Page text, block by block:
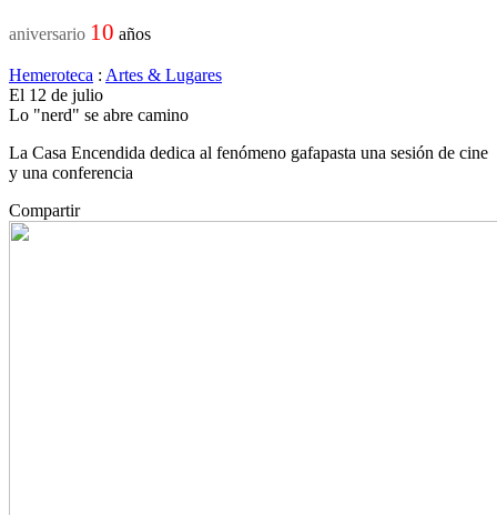
aniversario 10 años
Hemeroteca : Artes & Lugares
El 12 de julio
Lo "nerd" se abre camino
La Casa Encendida dedica al fenómeno gafapasta una sesión de cine
y una conferencia
Compartir